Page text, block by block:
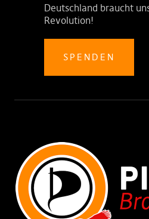
Deutschland braucht
Revolution!
SPENDEN